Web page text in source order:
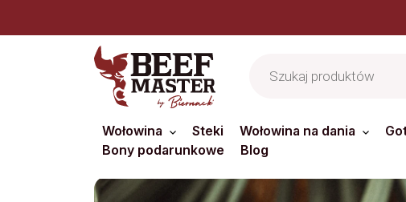
Jesteś z branży
produktów
Wołowina Steki Wołowina na dania
Bony podarunkowe
Blog